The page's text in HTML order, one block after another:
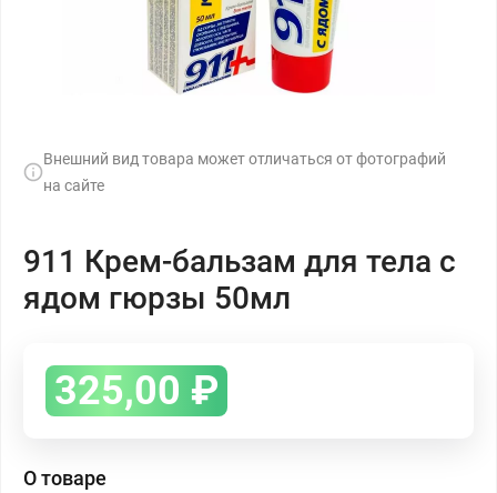
Внешний вид товара может отличаться от фотографий
на сайте
911 Крем-бальзам для тела с
ядом гюрзы 50мл
325,00 ₽
О товаре